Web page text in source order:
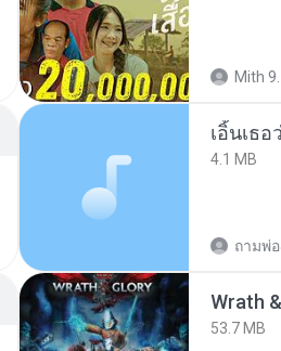
Mith 9.
เอิ้นเธ
4.1 MB
ถามพ่
53.7 MB